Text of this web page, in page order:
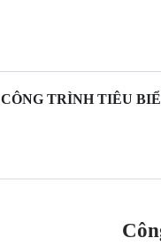
CÔNG TRÌNH TIÊU